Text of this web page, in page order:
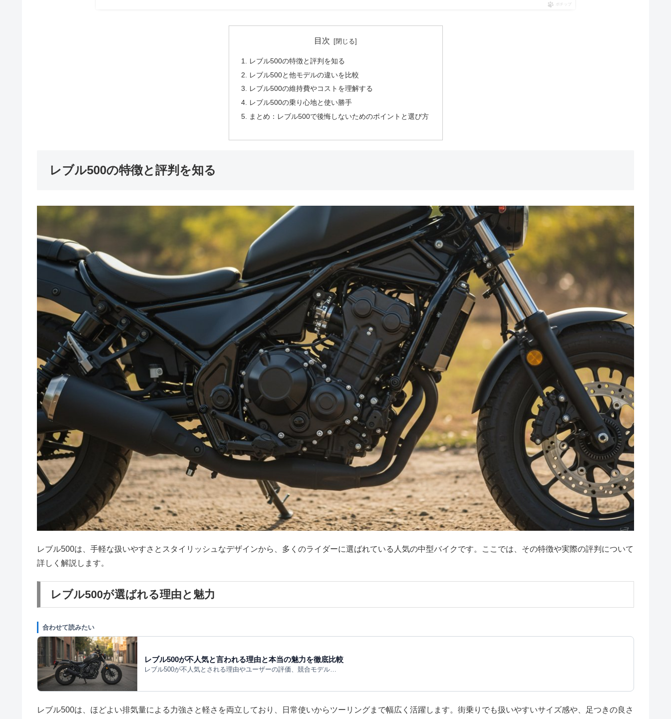
ポチップ
目次
レブル500の特徴と評判を知る
レブル500と他モデルの違いを比較
レブル500の維持費やコストを理解する
レブル500の乗り心地と使い勝手
まとめ：レブル500で後悔しないためのポイントと選び方
レブル500の特徴と評判を知る
レブル500は、手軽な扱いやすさとスタイリッシュなデザインから、多くのライダーに選ばれている人気の中型バイクです。ここでは、その特徴や実際の評判について
詳しく解説します。
レブル500が選ばれる理由と魅力
合わせて読みたい
レブル500が不人気と言われる理由と本当の魅力を徹底比較
レブル500が不人気とされる理由やユーザーの評価、競合モデル…
レブル500は、ほどよい排気量による力強さと軽さを両立しており、日常使いからツーリングまで幅広く活躍します。街乗りでも扱いやすいサイズ感や、足つきの良さ